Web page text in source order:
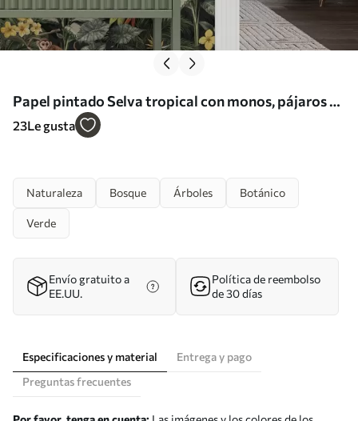
Papel pintado Selva tropical con monos, pájaros y
denso follaje a00191
23Le gusta
Naturaleza Bosque Árboles Botánico
Verde
Envío gratuito a
EE.UU.
Política de reembolso
de 30 días
Especificaciones y material
Entrega y pago
Preguntas frecuentes